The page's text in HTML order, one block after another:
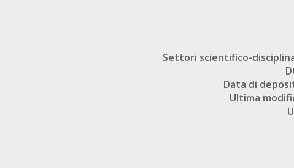
Settori scientifico-
Data di
Ultima